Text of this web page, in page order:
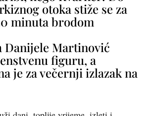
otoka stiže se za
minuta brodom
Danijele Martinović
figuru, a
je za večernji izlazak na